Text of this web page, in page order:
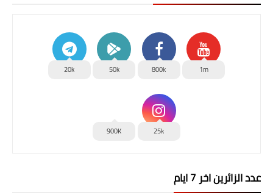
1m
800k
50k
20k
25k
900K
عدد الزائرين اخر 7 ايام